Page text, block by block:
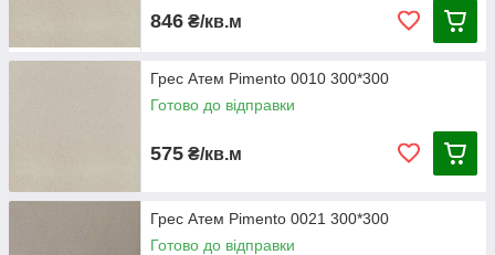
846 ₴/кв.м
Грес Атем Pimento 0010 300*300
Готово до відправки
575 ₴/кв.м
Грес Атем Pimento 0021 300*300
Готово до відправки